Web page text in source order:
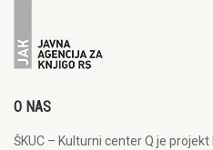
O NAS
ŠKUC – Kulturni center Q je